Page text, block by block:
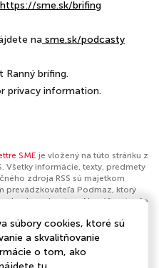
⁠⁠⁠⁠⁠⁠⁠⁠⁠⁠⁠⁠⁠⁠⁠⁠⁠⁠⁠⁠⁠⁠⁠⁠⁠⁠⁠⁠⁠⁠⁠⁠⁠⁠⁠⁠⁠⁠⁠⁠⁠⁠⁠⁠⁠⁠⁠⁠⁠⁠⁠⁠⁠⁠⁠⁠⁠⁠⁠⁠⁠⁠⁠⁠⁠⁠⁠⁠⁠⁠⁠⁠⁠⁠⁠⁠⁠⁠⁠⁠⁠https://sme.sk/brifing⁠⁠⁠⁠⁠⁠⁠⁠⁠⁠⁠⁠⁠⁠⁠⁠⁠⁠⁠⁠⁠⁠⁠⁠⁠⁠⁠⁠⁠⁠⁠⁠⁠⁠⁠⁠⁠⁠⁠⁠⁠⁠⁠⁠⁠⁠⁠⁠⁠⁠⁠⁠⁠⁠⁠⁠⁠⁠⁠⁠⁠⁠⁠⁠⁠⁠⁠⁠⁠⁠⁠⁠⁠⁠⁠⁠⁠⁠⁠⁠⁠
na ⁠⁠⁠⁠⁠⁠⁠⁠⁠⁠⁠⁠⁠⁠⁠⁠⁠⁠⁠⁠⁠⁠⁠⁠⁠⁠⁠⁠⁠⁠⁠⁠⁠⁠⁠⁠⁠⁠⁠⁠⁠⁠⁠⁠⁠⁠⁠⁠⁠⁠⁠⁠⁠⁠⁠⁠⁠⁠⁠⁠⁠⁠⁠⁠⁠⁠⁠⁠⁠⁠⁠⁠⁠⁠⁠⁠⁠⁠⁠⁠⁠⁠⁠⁠⁠⁠⁠⁠⁠⁠⁠⁠⁠⁠⁠⁠⁠⁠⁠⁠⁠⁠⁠⁠⁠⁠⁠⁠⁠⁠⁠⁠⁠⁠⁠⁠⁠⁠⁠⁠⁠⁠⁠⁠⁠⁠⁠⁠⁠⁠⁠⁠⁠⁠⁠⁠⁠⁠⁠⁠⁠⁠⁠⁠⁠⁠⁠⁠⁠⁠⁠⁠⁠⁠⁠⁠⁠⁠⁠⁠⁠⁠⁠⁠⁠⁠⁠⁠⁠ ⁠⁠sme.sk/podcasty⁠⁠⁠⁠⁠⁠⁠⁠⁠⁠⁠⁠⁠⁠⁠⁠⁠⁠⁠⁠⁠⁠⁠⁠⁠⁠⁠⁠⁠⁠⁠⁠⁠⁠⁠⁠⁠⁠⁠⁠⁠⁠⁠⁠⁠⁠⁠⁠⁠⁠⁠⁠⁠⁠⁠⁠⁠⁠⁠⁠⁠⁠⁠⁠⁠⁠⁠⁠⁠⁠⁠⁠⁠⁠⁠⁠⁠⁠⁠⁠⁠⁠⁠⁠⁠⁠⁠⁠⁠⁠⁠⁠⁠⁠⁠⁠⁠⁠⁠⁠⁠⁠⁠⁠⁠⁠⁠⁠⁠⁠⁠⁠⁠⁠⁠⁠⁠⁠⁠⁠⁠⁠⁠⁠⁠⁠⁠⁠⁠⁠⁠⁠⁠⁠⁠⁠⁠⁠⁠⁠⁠⁠⁠⁠⁠⁠⁠⁠⁠⁠⁠⁠⁠⁠⁠⁠⁠⁠⁠⁠⁠⁠⁠⁠⁠⁠⁠⁠⁠⁠⁠⁠⁠⁠⁠⁠⁠⁠⁠⁠⁠⁠⁠⁠⁠⁠⁠⁠⁠⁠⁠⁠⁠⁠⁠⁠⁠⁠⁠⁠⁠⁠
Ranný brífing.
privacy information.
SME je vložený na túto stránku z
Všetky informácie, texty, predmety
zdroja RSS sú majetkom
prevádzkovateľa Podmaz, ktorý
obsah podcastov. Ak máš za to, že
a chceš získať kontrolu nad týmto
súbory cookies, ktoré sú
a skvalitňovanie
o tom, ako